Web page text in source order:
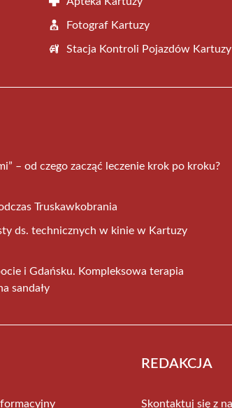
Fotograf Kartuzy
Stacja Kontroli Pojazdów Kartuzy
– od czego zacząć leczenie krok po kroku?
Truskawkobrania
ds. technicznych w kinie w Kartuzy
i Gdańsku. Kompleksowa terapia
sandały
REDAKCJA
Skontaktuj się z